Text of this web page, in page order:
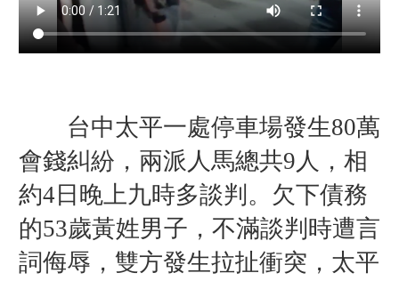
台中太平一處停車場發生80萬
會錢糾紛，兩派人馬總共9人，相
約4日晚上九時多談判。欠下債務
的53歲黃姓男子，不滿談判時遭言
詞侮辱，雙方發生拉扯衝突，太平